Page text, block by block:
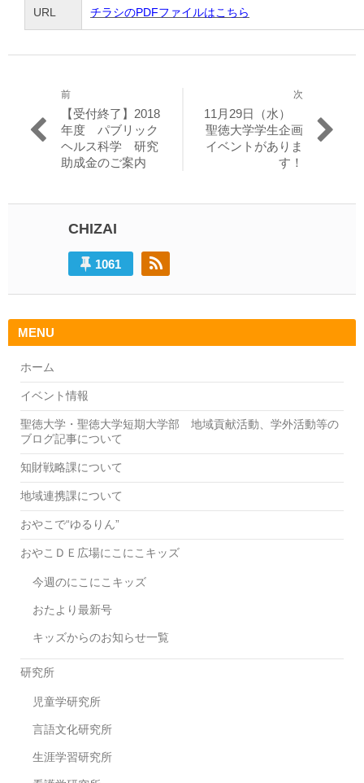
URL チラシのPDFファイルはこちら
稿
ゲ
前
過
去
の
投
【受付終了】2018
年度 パブリック
ヘルス科学 研究
助成金のご案内
次
次
の
11月29日（水）
聖徳大学学生企画
イベントがありま
す！
CHIZAI
1061
MENU
ホーム
イベント情報
聖徳大学・聖徳大学短期大学部 地域貢献活動、学外活動等の
ブログ記事について
知財戦略課について
地域連携課について
おやこで“ゆるりん”
おやこＤＥ広場にこにこキッズ
今週のにこにこキッズ
おたより最新号
キッズからのお知らせ一覧
研究所
児童学研究所
言語文化研究所
生涯学習研究所